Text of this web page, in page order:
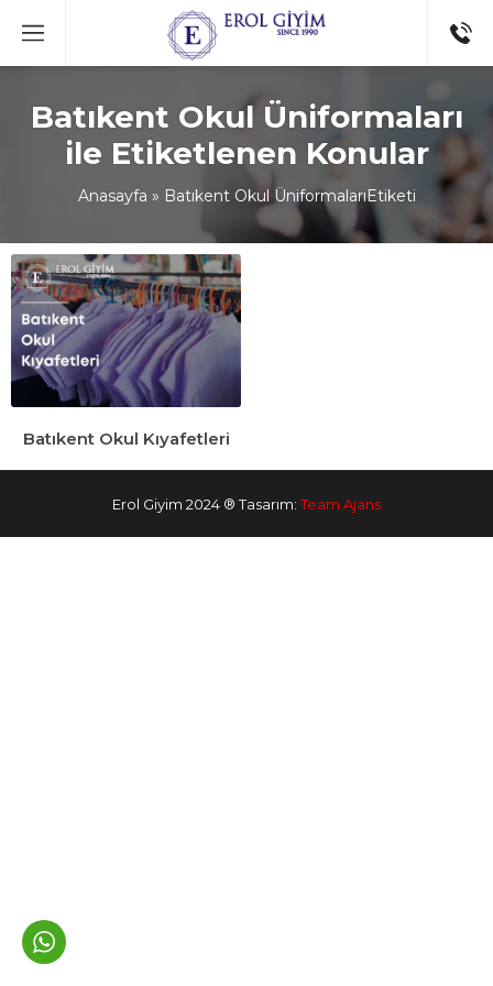
Batıkent Okul Üniformaları
ile Etiketlenen Konular
Anasayfa » Batıkent Okul ÜniformalarıEtiketi
Batıkent Okul Kıyafetleri
Erol Giyim 2024 ® Tasarım:Team Ajans